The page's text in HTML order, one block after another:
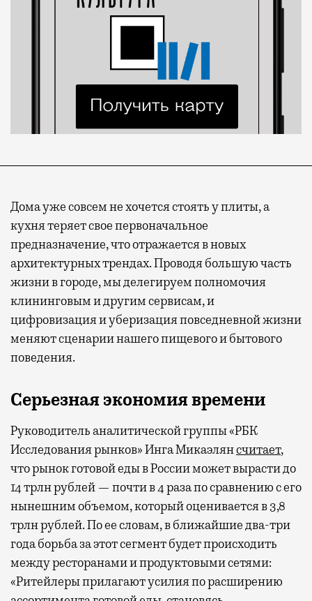
Дома уже совсем не хочется стоять у плиты, а
кухня теряет свое первоначальное
предназначение, что отражается в новых
архитектурных трендах. Проводя большую часть
жизни в городе, мы делегируем полномочия
клининговым и другим сервисам, и
цифровизация и уберизация повседневной жизни
меняют сценарии нашего пищевого и бытового
поведения.
Серьезная экономия времени
Руководитель аналитической группы «РБК
Исследования рынков» Инга Микаэлянсчитает,
что рынок готовой еды в России может вырасти до
14 трлн рублей — почти в 4 раза по сравнению с его
нынешним объемом, который оценивается в 3,8
трлн рублей. По ее словам, в ближайшие два-три
года борьба за этот сегмент будет происходить
между ресторанами и продуктовыми сетями:
«Ритейлеры прилагают усилия по расширению